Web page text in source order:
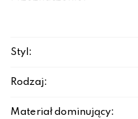
Styl:
Rodzaj:
Materiał dominujący: